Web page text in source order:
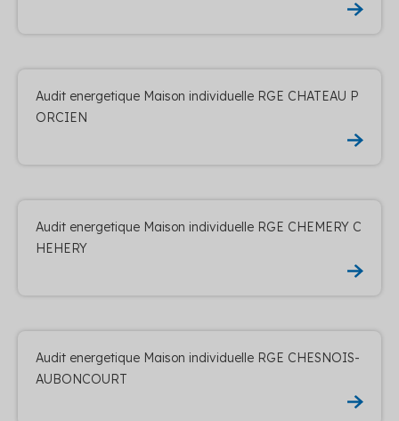
Audit energetique Maison individuelle RGE CHATEAU P
ORCIEN
Audit energetique Maison individuelle RGE CHEMERY C
HEHERY
Audit energetique Maison individuelle RGE CHESNOIS-
AUBONCOURT